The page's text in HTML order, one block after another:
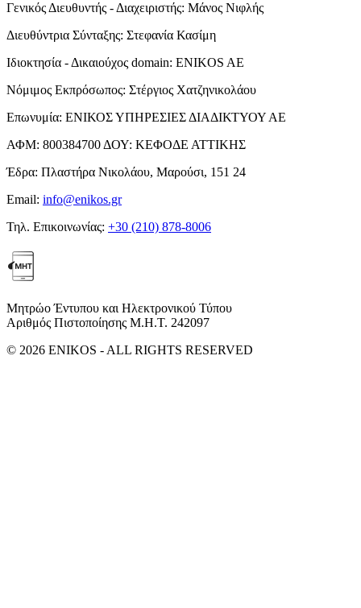
Γενικός Διευθυντής - Διαχειριστής: Μάνος Νιφλής
Διευθύντρια Σύνταξης: Στεφανία Κασίμη
Ιδιοκτησία - Δικαιούχος domain: ENIKOS AE
Νόμιμος Εκπρόσωπος: Στέργιος Χατζηνικολάου
Επωνυμία: ΕΝΙΚΟΣ ΥΠΗΡΕΣΙΕΣ ΔΙΑΔΙΚΤΥΟΥ ΑΕ
ΑΦΜ: 800384700 ΔΟΥ: ΚΕΦΟΔΕ ΑΤΤΙΚΗΣ
Έδρα: Πλαστήρα Νικολάου, Μαρούσι, 151 24
Email: info@enikos.gr
Τηλ. Επικοινωνίας: +30 (210) 878-8006
Μητρώο Έντυπου και Ηλεκτρονικού Τύπου
Αριθμός Πιστοποίησης Μ.Η.Τ. 242097
© 2026 ENIKOS - ALL RIGHTS RESERVED